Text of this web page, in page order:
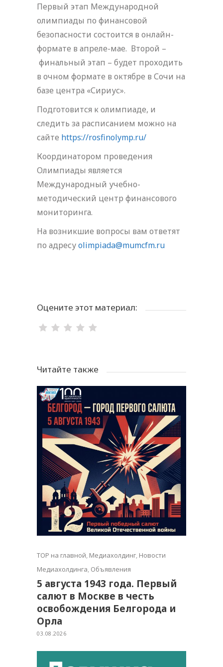
Первый этап Международной
олимпиады по финансовой
безопасности состоится в онлайн-
формате в апреле-мае. Второй –
финальный этап – будет проходить
в очном формате в октябре в Сочи на
базе центра «Сириус».
Подготовится к олимпиаде, и
следить за расписанием можно на
сайте https://rosfinolymp.ru/
Координатором проведения
Олимпиады является
Международный учебно-
методический центр финансового
мониторинга.
На возникшие вопросы вам ответят
по адресуolimpiada@mumcfm.ru
Оцените этот материал:
Читайте также
TOP на главной, Медиахолдинг, Новости
Медиахолдинга, Объявления
5 августа 1943 года. Первый
салют в Москве в честь
освобождения Белгорода и
Орла
03.08.2026